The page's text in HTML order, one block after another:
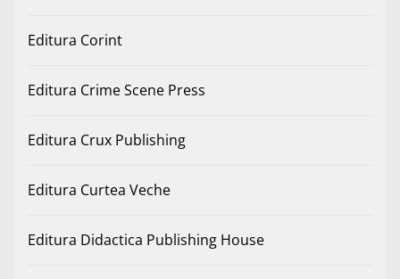
Editura Corint
Editura Crime Scene Press
Editura Crux Publishing
Editura Curtea Veche
Editura Didactica Publishing House